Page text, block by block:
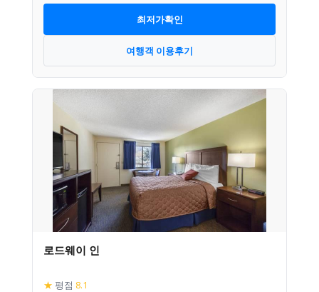
최저가확인
여행객 이용후기
로드웨이 인
★ 평점 8.1